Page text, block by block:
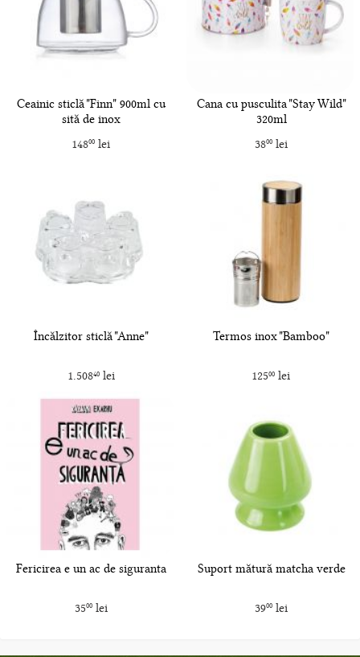
Ceainic sticlă "Finn" 900ml cu
sită de inox
14800 lei
Cana cu pusculita "Stay Wild"
320ml
3800lei
Încălzitor sticlă "Anne"
1.50840lei
Termos inox "Bamboo"
12500 lei
Fericirea e un ac de siguranta
3500lei
Suport mătură matcha verde
3900lei